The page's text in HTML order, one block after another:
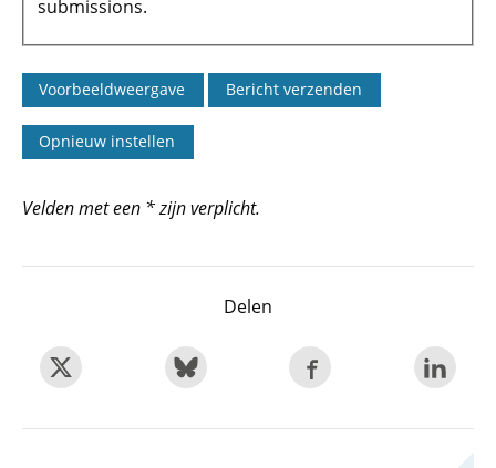
submissions.
Velden met een * zijn verplicht.
Delen